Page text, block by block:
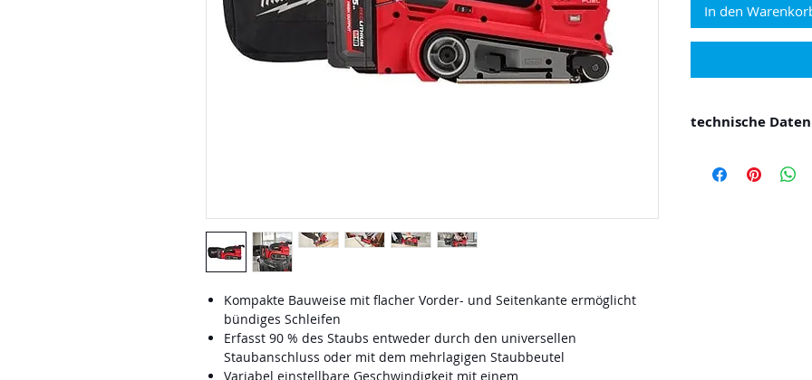
Kompakte Bauweise mit flacher Vorder- und Seitenkante ermöglicht
bündiges Schleifen
Erfasst 90 % des Staubs entweder durch den universellen
Staubanschluss oder mit dem mehrlagigen Staubbeutel
Variabel einstellbare Geschwindigkeit mit einem
In den
technische Daten
Bandlänge (mm)